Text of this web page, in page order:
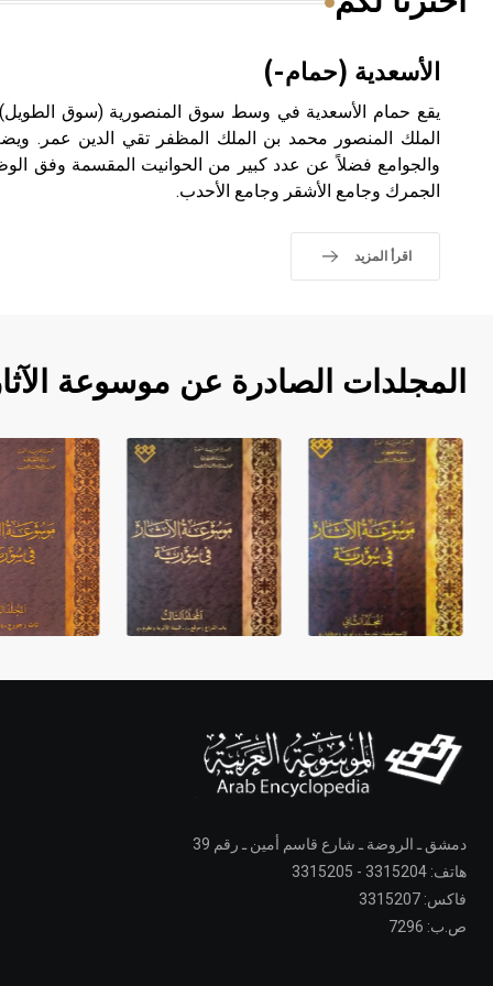
الأسعدية (حمام-)
يقع حمام الأسعدية في وسط سوق المنصورية (سوق
الملك المنصور محمد بن الملك المظفر تقي الدين عمر.
والجوامع فضلاً عن عدد كبير من الحوانيت المقسمة وفق
الجمرك وجامع الأشقر وجامع الأحدب.
اقرأ المزيد
المجلدات الصادرة عن موسوعة
دمشق ـ الروضة ـ شارع قاسم أمين ـ رقم 39
هاتف: 3315204 - 3315205
فاكس: 3315207
ص.ب: 7296